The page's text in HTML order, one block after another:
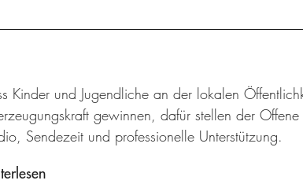
Kinder und Jugendliche an der lokalen
gewinnen, dafür stellen der
Sendezeit und professionelle Unterstützung.